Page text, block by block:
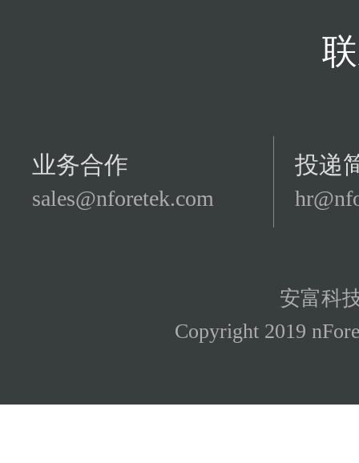
业务合作
sales@nforetek.com
投递
安富科
Copyright 2019